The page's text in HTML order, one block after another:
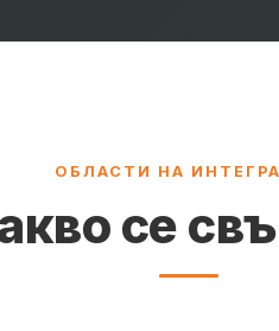
ОБЛАСТИ НА
се